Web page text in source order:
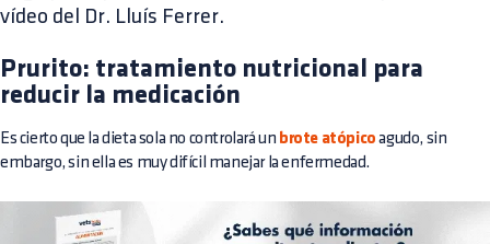
vídeo del Dr. Lluís Ferrer.
Prurito: tratamiento nutricional para
reducir la medicación
Es cierto que la dieta sola no controlará un brote atópico agudo, sin
embargo, sin ella es muy difícil manejar la enfermedad.